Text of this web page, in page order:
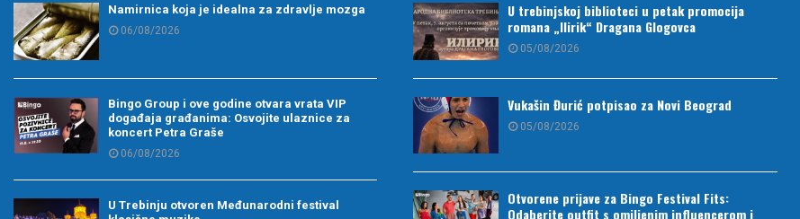
Namirnica koja je idealna za zdravlje mozga
06/08/2026
Bingo Group i ove godine otvara vrata VIP
događaja građanima: Osvojite ulaznice za
koncert Petra Graše
06/08/2026
U Trebinju otvoren Međunarodni festival
U trebinjskoj biblioteci u petak promocija
romana „Ilirik“ Dragana Glogovca
05/08/2026
Vukašin Đurić potpisao za Novi Beograd
05/08/2026
Otvorene prijave za Bingo Festival Fits:
Odaberite outfit s omiljenim influencerom i